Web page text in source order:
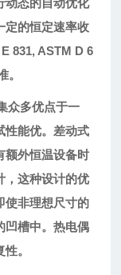
动态的自动优化
定的恒定速率收
831, ASTM D 6
。
众多优点于一
性能优。差动式
额外恒温设备时
，这种设计的优
使非理想尺寸的
凹槽中。热电偶
。